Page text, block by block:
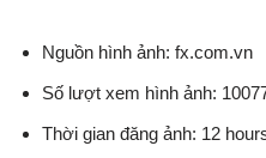
Nguồn hình ảnh: fx.com.vn
Số lượt xem hình ảnh:
Thời gian đăng ảnh: 12